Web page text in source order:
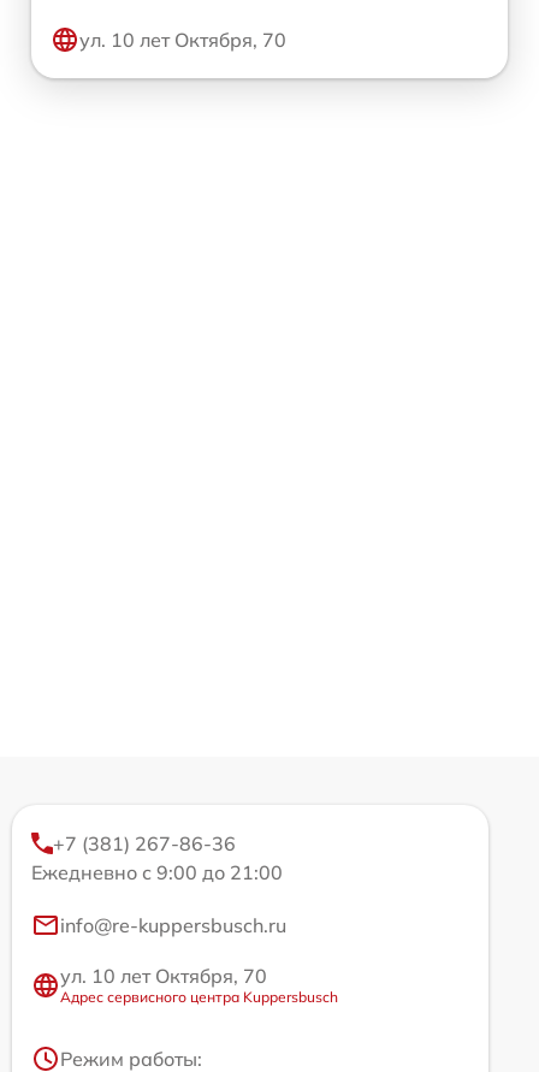
ул. 10 лет Октября, 70
+7 (381) 267-86-36
Ежедневно с 9:00 до 21:00
info@re-kuppersbusch.ru
ул. 10 лет Октября, 70
Адрес сервисного центра Kuppersbusch
Режим работы: